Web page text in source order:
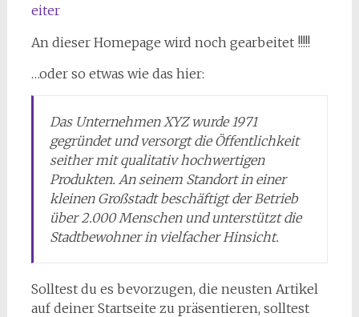
eiter
An dieser Homepage wird noch gearbeitet !!!!!
…oder so etwas wie das hier:
Das Unternehmen XYZ wurde 1971
gegründet und versorgt die Öffentlichkeit
seither mit qualitativ hochwertigen
Produkten. An seinem Standort in einer
kleinen Großstadt beschäftigt der Betrieb
über 2.000 Menschen und unterstützt die
Stadtbewohner in vielfacher Hinsicht.
Solltest du es bevorzugen, die neusten Artikel
auf deiner Startseite zu präsentieren, solltest